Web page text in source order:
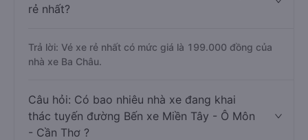
rẻ nhất?
Trả lời: Vé xe rẻ nhất có mức giá là 199.000 đồng của
nhà xe Ba Châu.
Câu hỏi: Có bao nhiêu nhà xe đang khai
thác tuyến đường Bến xe Miền Tây - Ô Môn
- Cần Thơ ?